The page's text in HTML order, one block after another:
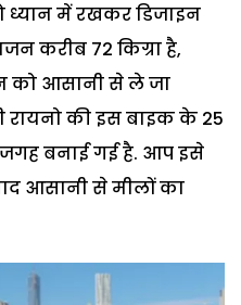
ध्यान में रखकर डिजाइन
करीब 72 किग्रा है,
को आसानी से ले जा
की इस बाइक के 25
जगह बनाई गई है. आप इसे
आसानी से मीलों का